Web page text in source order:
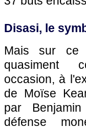
Disasi, le
Mais sur ce
quasiment
occasion, à
de Moïse
par
défense